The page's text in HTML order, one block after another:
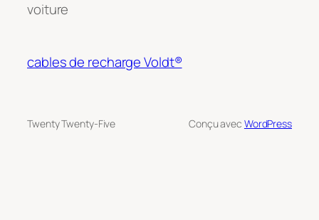
voiture
cables de recharge Voldt®
Twenty Twenty-Five Conçu avec WordPress